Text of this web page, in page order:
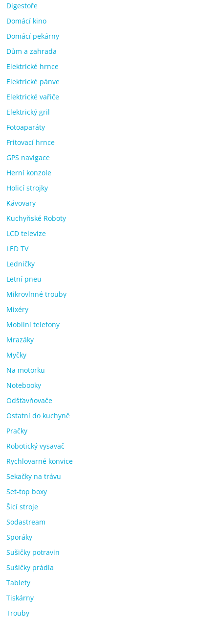
Digestoře
Domácí kino
Domácí pekárny
Dům a zahrada
Elektrické hrnce
Elektrické pánve
Elektrické vařiče
Elektrický gril
Fotoaparáty
Fritovací hrnce
GPS navigace
Herní konzole
Holicí strojky
Kávovary
Kuchyňské Roboty
LCD televize
LED TV
Ledničky
Letní pneu
Mikrovlnné trouby
Mixéry
Mobilní telefony
Mrazáky
Myčky
Na motorku
Notebooky
Odšťavňovače
Ostatní do kuchyně
Pračky
Robotický vysavač
Rychlovarné konvice
Sekačky na trávu
Set-top boxy
Šicí stroje
Sodastream
Sporáky
Sušičky potravin
Sušičky prádla
Tablety
Tiskárny
Trouby